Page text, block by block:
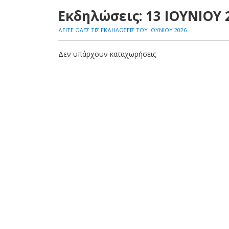
Εκδηλώσεις: 13 ΙΟΥΝΙΟΥ
ΔΕΙΤΕ ΟΛΕΣ ΤΙΣ ΕΚΔΗΛΩΣΕΙΣ ΤΟΥ ΙΟΥΝΙΟΥ 2026
Δεν υπάρχουν καταχωρήσεις